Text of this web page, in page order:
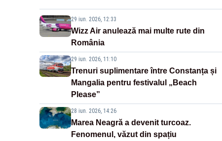
29 iun. 2026, 12:33
Wizz Air anulează mai multe rute din
România
29 iun. 2026, 11:10
Trenuri suplimentare între Constanța și
Mangalia pentru festivalul „Beach
Please”
28 iun. 2026, 14:26
Marea Neagră a devenit turcoaz.
Fenomenul, văzut din spațiu